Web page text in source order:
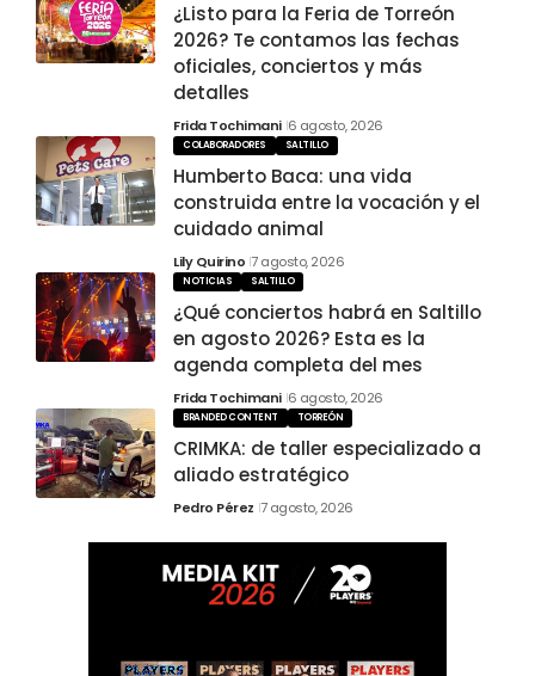
¿Listo para la Feria de Torreón
2026? Te contamos las fechas
oficiales, conciertos y más
detalles
Frida Tochimani 6 agosto, 2026
COLABORADORES SALTILLO
Humberto Baca: una vida
construida entre la vocación y el
cuidado animal
Lily Quirino 7 agosto, 2026
NOTICIAS SALTILLO
¿Qué conciertos habrá en Saltillo
en agosto 2026? Esta es la
agenda completa del mes
Frida Tochimani 6 agosto, 2026
BRANDED CONTENT TORREÓN
CRIMKA: de taller especializado a
aliado estratégico
Pedro Pérez 7 agosto, 2026